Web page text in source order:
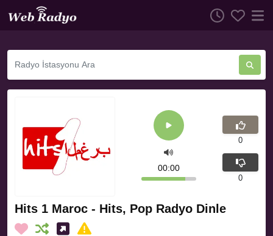
Hits 1 Maroc - Hits, Pop Radyo Dinle
00:00
0
0